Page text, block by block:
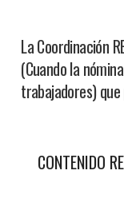
La Coordinación
(Cuando la
trabajadores)
CONTENIDO